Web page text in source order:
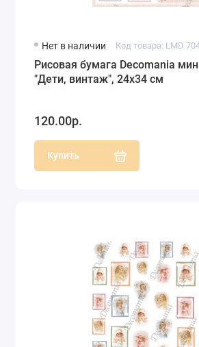
Нет в наличии Код товара: LMD
Рисовая бумага Decomania
"Дети, винтаж", 24х34 см
120.00р.
Купить